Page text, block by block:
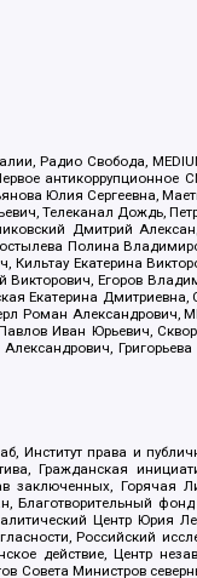
Радио Свобода,
антикоррупционное
Юлия Сергеевна,
Телеканал Дождь,
Дмитрий
Полина
Екатерина
Егоров
Екатерина
Роман Александрович,
Иван Юрьевич,
Институт права и
Гражданская
заключенных, Горячая
Благотворительный
Центр Юрия
Российский
действие, Центр
Министров